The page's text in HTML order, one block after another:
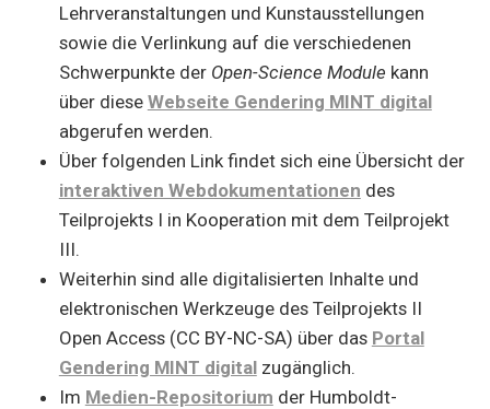
Lehrveranstaltungen und Kunstausstellungen
sowie die Verlinkung auf die verschiedenen
Schwerpunkte der Open-Science Module kann
über diese Webseite Gendering MINT digital
abgerufen werden.
Über folgenden Link findet sich eine Übersicht der
interaktiven Webdokumentationen des
Teilprojekts I in Kooperation mit dem Teilprojekt
III.
Weiterhin sind alle digitalisierten Inhalte und
elektronischen Werkzeuge des Teilprojekts II
Open Access (CC BY-NC-SA) über das Portal
Gendering MINT digitalzugänglich.
Im Medien-Repositorium der Humboldt-